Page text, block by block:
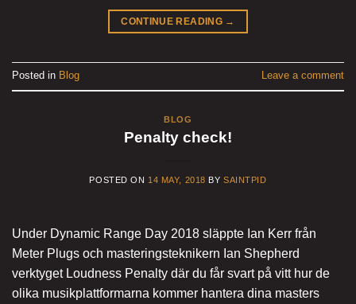
CONTINUE READING →
Posted in Blog Leave a comment
BLOG
Penalty check!
POSTED ON 14 MAY, 2018 BYSAINTPID
Under Dynamic Range Day 2018 släppte Ian Kerr från
Meter Plugs och masteringsteknikern Ian Shepherd
verktyget Loudness Penalty där du får svart på vitt hur de
olika musikplattformarna kommer hantera dina masters